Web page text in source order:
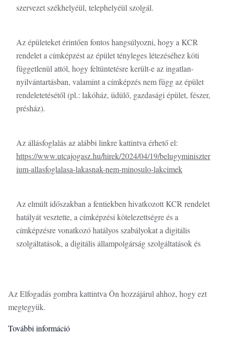
szervezet székhelyéül, telephelyéül szolgál.
Az épületeket érintően fontos hangsúlyozni, hogy a KCR
rendelet a címképzést az épület tényleges létezéséhez köti
függetlenül attól, hogy feltüntetésre került-e az ingatlan-
nyilvántartásban, valamint a címképzés nem függ az épület
rendeletetésétől (pl.: lakóház, üdülő, gazdasági épület, fészer,
présház).
Az állásfoglalás az alábbi linkre kattintva érhető el:
https://www.utcajogasz.hu/hirek/2024/04/19/belugyminiszter
ium-allasfoglalasa-lakasnak-nem-minosulo-lakcimek
Az elmúlt időszakban a fentiekben hivatkozott KCR rendelet
hatályát vesztette, a címképzési kötelezettségre és a
címképzésre vonatkozó hatályos szabályokat a digitális
szolgáltatások, a digitális állampolgárság szolgáltatások és
Belügyminisztérium állásfoglalásában továbbra is
irányadóak, azzal, hogy KCR rendelet helyett a szabályokat
Az Elfogadás gombra kattintva Ön hozzájárul ahhoz, hogy ezt
megtegyük.
További információ